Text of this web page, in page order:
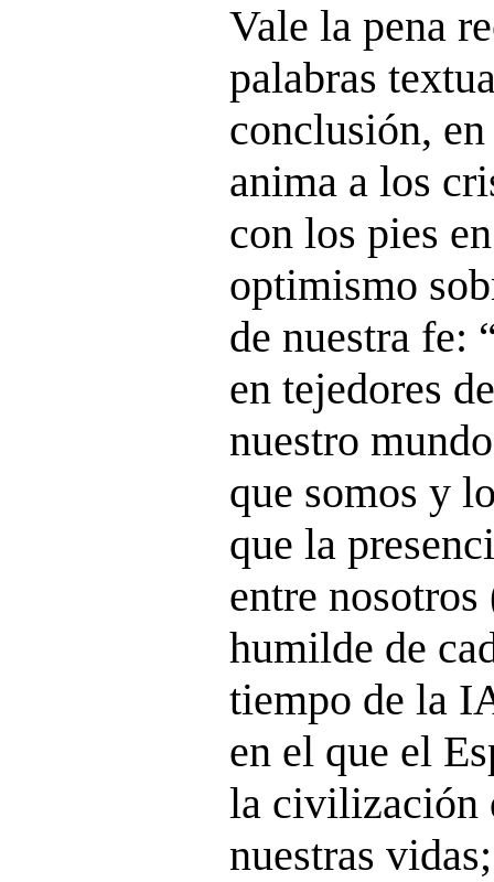
Vale la pena
palabras
conclusión,
anima a los
con los pies
optimismo
de nuestra
en tejedores
nuestro
que somos y
que la
entre
humilde de
tiempo de la
en el que el
la civilización
nuestras